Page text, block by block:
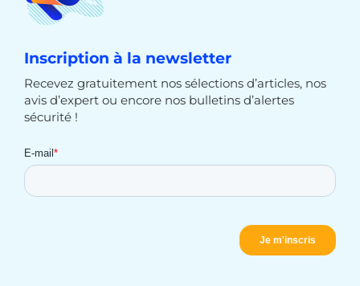
Inscription à la newsletter
Recevez gratuitement nos sélections d’articles, nos
avis d’expert ou encore nos bulletins d’alertes
sécurité !